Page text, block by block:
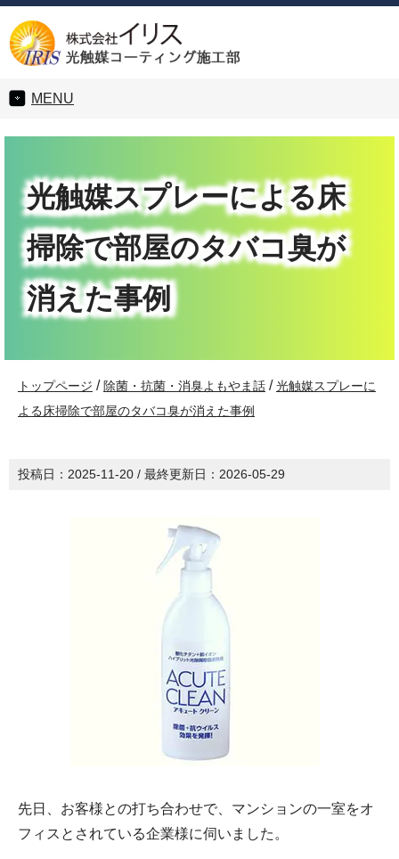
MENU
光触媒スプレーによる床
掃除で部屋のタバコ臭が
消えた事例
トップページ / 除菌・抗菌・消臭よもやま話 /光触媒スプレーに
よる床掃除で部屋のタバコ臭が消えた事例
投稿日： 2025-11-20 / 最終更新日： 2026-05-29
先日、お客様との打ち合わせで、マンションの一室をオ
フィスとされている企業様に伺いました。